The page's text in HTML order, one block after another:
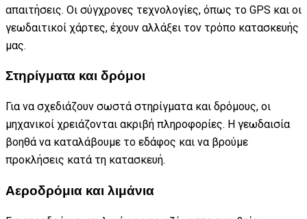
απαιτήσεις. Οι σύγχρονες τεχνολογίες, όπως το GPS και οι
γεωδαιτικοί χάρτες, έχουν αλλάξει τον τρόπο κατασκευής
μας.
Στηρίγματα και δρόμοι
Για να σχεδιάζουν σωστά στηρίγματα και δρόμους, οι
μηχανικοί χρειάζονται ακριβή πληροφορίες. Η γεωδαισία
βοηθά να καταλάβουμε το εδάφος και να βρούμε
προκλήσεις κατά τη κατασκευή.
Αεροδρόμια και λιμάνια